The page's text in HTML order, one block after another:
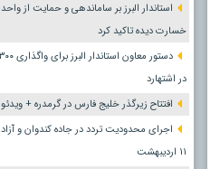
استاندار البرز بر ساماندهی و حمایت از
خسارت دیده تاکید کرد
در اشتهارد
افتتاح زیرگذر خلیج فارس در گرمدره + ویدئو
اجرای محدودیت تردد در جاده کندوان و
١١ اردیبهشت